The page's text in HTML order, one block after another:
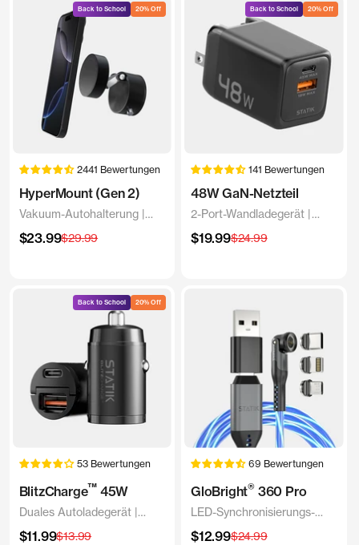
Back to School 20% Off
2441 Bewertungen
HyperMount (Gen 2)
Vakuum-Autohalterung |
Kompatibel mit allen
Smartphones
Angebotspreis
$23.99Regulärer
$29.99
Back to School 20% Off
141 Bewertungen
48W GaN-Netzteil
2-Port-Wandladegerät |
Universell und kompakt
Angebotspreis
$19.99Regulärer
$24.99
Back to School 20% Off
53 Bewertungen
BlitzCharge™ 45W
Duales Autoladegerät |
Universell und kompakt
Angebotspreis
$11.99Regulärer
$13.99
69 Bewertungen
GloBright®360 Pro
LED-Synchronisierungs-
und Ladekabel
Angebotspreis
$12.99Regulärer
$24.99